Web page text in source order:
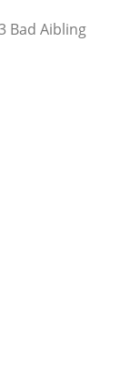
Bad Aibling